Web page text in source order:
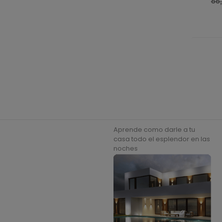
Aprende como darle a tu
casa todo el esplendor en las
noches